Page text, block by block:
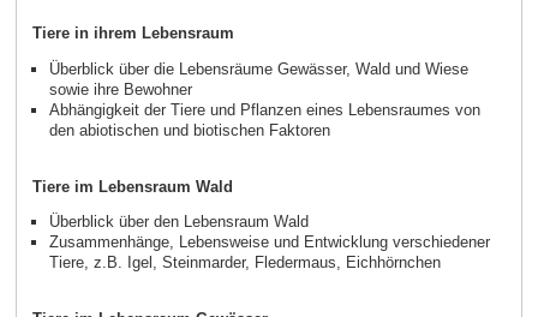
Tiere in ihrem Lebensraum
Überblick über die Lebensräume Gewässer, Wald und Wiese
sowie ihre Bewohner
Abhängigkeit der Tiere und Pflanzen eines Lebensraumes von
den abiotischen und biotischen Faktoren
Tiere im Lebensraum Wald
Überblick über den Lebensraum Wald
Zusammenhänge, Lebensweise und Entwicklung verschiedener
Tiere, z.B. Igel, Steinmarder, Fledermaus, Eichhörnchen